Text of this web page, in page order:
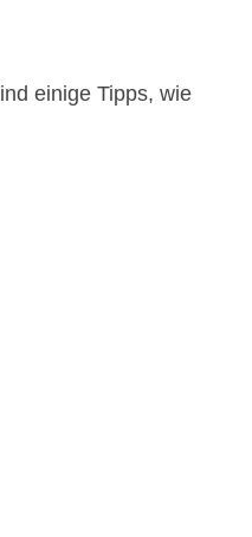
einige Tipps, wie